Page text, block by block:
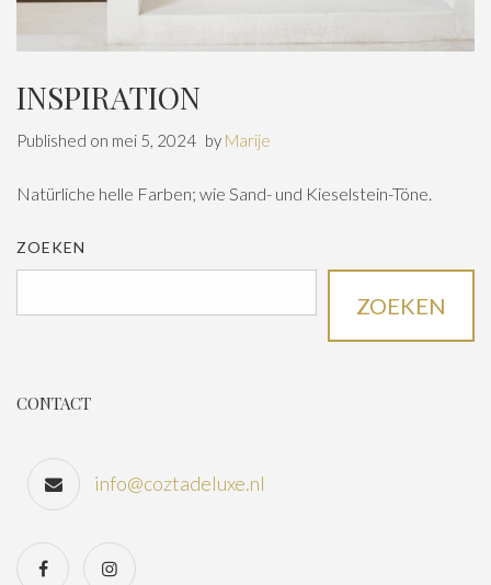
INSPIRATION
Published on mei 5, 2024 by Marije
Natürliche helle Farben; wie Sand- und Kieselstein-Töne.
ZOEKEN
ZOEKEN
CONTACT
info@coztadeluxe.nl